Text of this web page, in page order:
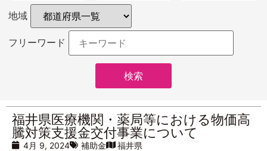
地域
フリーワード
福井県医療機関・薬局等における物価高
騰対策支援金交付事業について
4月 9, 2024 補助金 福井県